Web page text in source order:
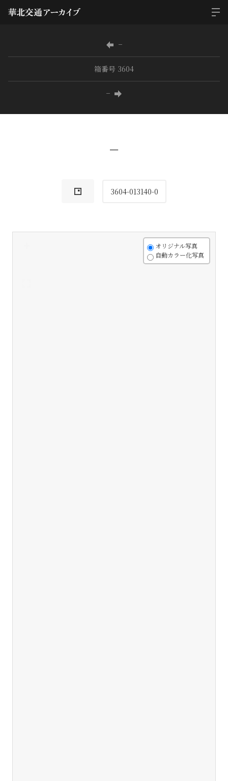
−
箱番号 3604
−
−
3604-013140-0
オリジナル写真
自動カラー化写真